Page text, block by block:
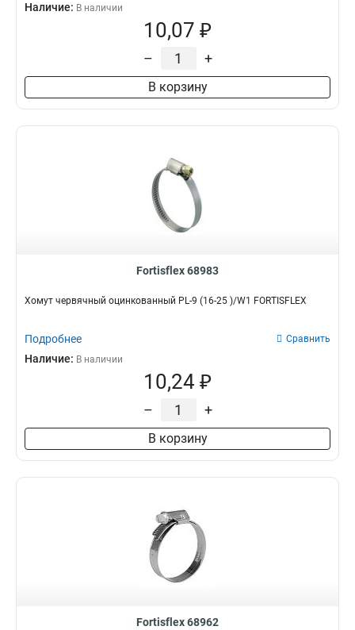
Наличие: В наличии
10,07 ₽
– +
В корзину
Fortisflex 68983
Хомут червячный оцинкованный PL-9 (16-25 )/W1 FORTISFLEX
Подробнее Сравнить
Наличие: В наличии
10,24 ₽
– +
В корзину
Fortisflex 68962